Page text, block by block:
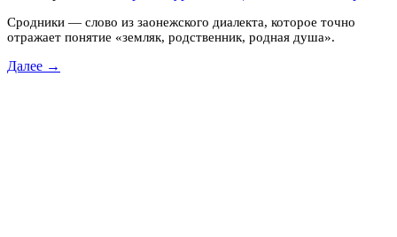
Сродники — слово из заонежского диалекта, которое точно
отражает понятие «земляк, родственник, родная душа».
Далее →